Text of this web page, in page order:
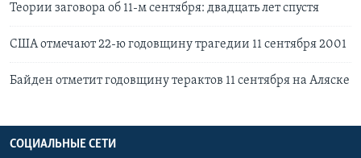
Теории заговора об 11-м сентября: двадцать лет спустя
США отмечают 22-ю годовщину трагедии 11 сентября 2001
Байден отметит годовщину терактов 11 сентября на Аляске
СОЦИАЛЬНЫЕ СЕТИ